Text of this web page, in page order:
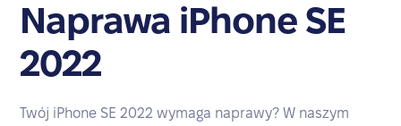
Naprawa iPhone SE
2022
Twój iPhone SE 2022 wymaga naprawy? W naszym